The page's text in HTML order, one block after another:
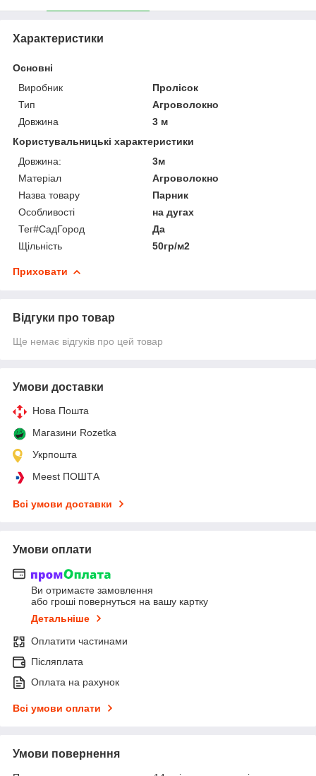
Характеристики
Основні
Виробник
Пролісок
Тип
Агроволокно
Довжина
3 м
Користувальницькі характеристики
Довжина:
3м
Матеріал
Агроволокно
Назва товару
Парник
Особливості
на дугах
Тег#CадГород
Да
Щільність
50гр/м2
Приховати
Відгуки про товар
Ще немає відгуків про цей товар
Умови доставки
Нова Пошта
Магазини Rozetka
Укрпошта
Meest ПОШТА
Всі умови доставки
Умови оплати
Ви отримаєте замовлення
або гроші повернуться на вашу картку
Детальніше
Оплатити частинами
Післяплата
Оплата на рахунок
Всі умови оплати
Умови повернення